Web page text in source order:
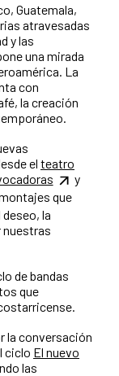
Guatemala,
atravesadas
y las
una mirada
La
con
la creación
el teatro
y
que
la
nuestras
de bandas
que
la conversación
ciclo El nuevo
las